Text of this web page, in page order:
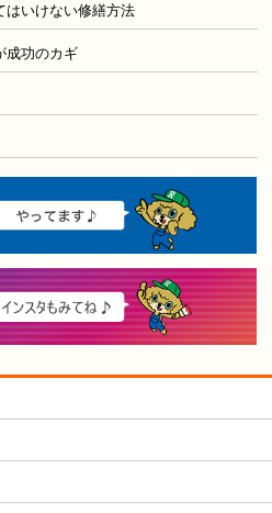
はいけない修繕方法
成功のカギ